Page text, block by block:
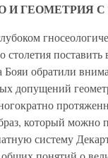
И ГЕОМЕТРИЯ
столетия
обратили
допущений
который можно
систему